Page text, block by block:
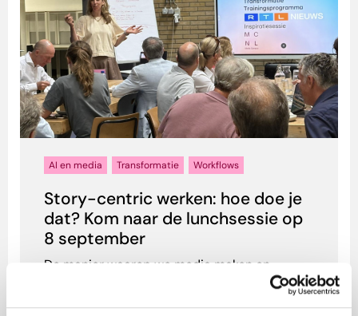
AI en media Transformatie Workflows
Story-centric werken: hoe doe je
dat? Kom naar de lunchsessie op
8 september
De manier waarop we media maken en
publiceren verandert. Niet alleen door AI,